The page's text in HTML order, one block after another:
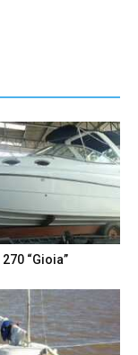
“Gioia”